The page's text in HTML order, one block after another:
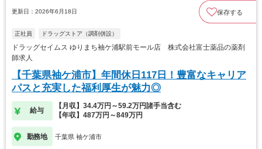
更新日：2026年6月18日 保存する
正社員 ドラッグストア（調剤併設）
ドラッグセイムス ゆりまち袖ケ浦駅前モール店 株式会社富士薬品の薬剤
師求人
【千葉県袖ケ浦市】年間休日117日！豊富なキャリア
パスと充実した福利厚生が魅力◎
給与
【月収】34.4万円～59.2万円諸手当含む
【年収】487万円～849万円
勤務地 千葉県 袖ケ浦市